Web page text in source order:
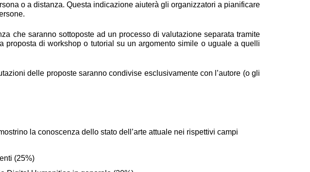
o a distanza. Questa indicazione aiuterà gli organizzatori a pianificare
che saranno sottoposte ad un processo di valutazione separata tramite
di workshop o tutorial su un argomento simile o uguale a quelli
delle proposte saranno condivise esclusivamente con l’autore (o gli
la conoscenza dello stato dell’arte attuale nei rispettivi campi
(25%)